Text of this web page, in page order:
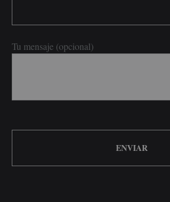
Tu mensaje (opcional)